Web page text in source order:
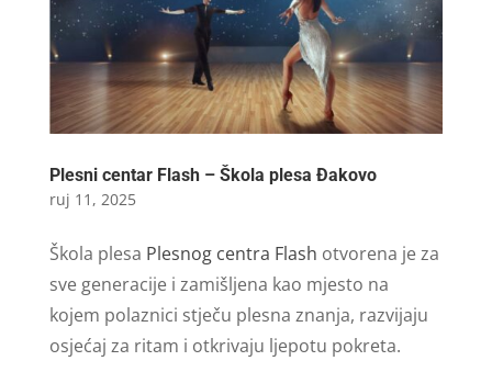
Plesni centar Flash – Škola plesa Đakovo
ruj 11, 2025
Škola plesa Plesnog centra Flash otvorena je za
sve generacije i zamišljena kao mjesto na
kojem polaznici stječu plesna znanja, razvijaju
osjećaj za ritam i otkrivaju ljepotu pokreta.